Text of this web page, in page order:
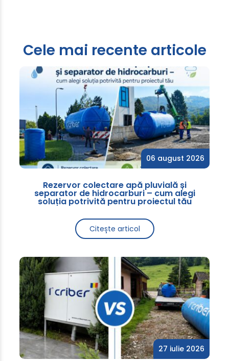
Cele mai recente articole
06 august 2026
Rezervor colectare apă pluvială și
separator de hidrocarburi – cum alegi
soluția potrivită pentru proiectul tău
Citește articol
27 iulie 2026